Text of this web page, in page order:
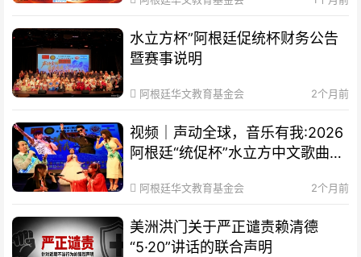
水立方杯”阿根廷促统杯财务公告
暨赛事说明
阿根廷华文教育基金会 2个月前
视频｜声动全球，音乐有我:2026
阿根廷“统促杯”水立方中文歌曲大
阿根廷华文教育基金会 2个月前
美洲洪门关于严正谴责赖清德
“5·20”讲话的联合声明